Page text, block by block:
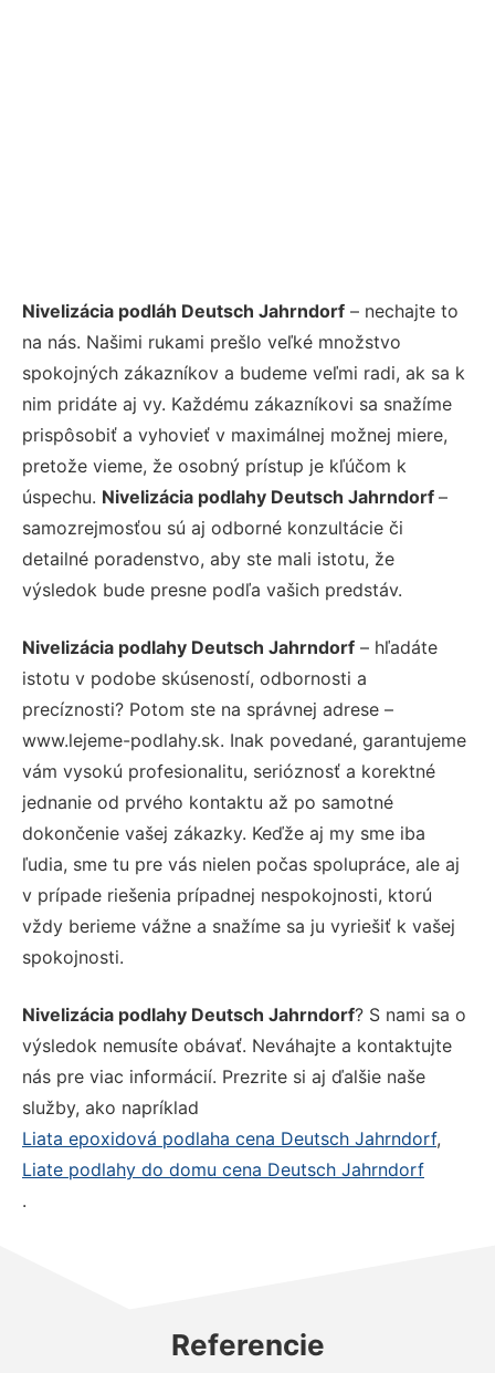
Nivelizácia podláh Deutsch Jahrndorf – nechajte to
na nás. Našimi rukami prešlo veľké množstvo
spokojných zákazníkov a budeme veľmi radi, ak sa k
nim pridáte aj vy. Každému zákazníkovi sa snažíme
prispôsobiť a vyhovieť v maximálnej možnej miere,
pretože vieme, že osobný prístup je kľúčom k
úspechu. Nivelizácia podlahy Deutsch Jahrndorf –
samozrejmosťou sú aj odborné konzultácie či
detailné poradenstvo, aby ste mali istotu, že
výsledok bude presne podľa vašich predstáv.
Nivelizácia podlahy Deutsch Jahrndorf – hľadáte
istotu v podobe skúseností, odbornosti a
precíznosti? Potom ste na správnej adrese –
www.lejeme-podlahy.sk. Inak povedané, garantujeme
vám vysokú profesionalitu, serióznosť a korektné
jednanie od prvého kontaktu až po samotné
dokončenie vašej zákazky. Keďže aj my sme iba
ľudia, sme tu pre vás nielen počas spolupráce, ale aj
v prípade riešenia prípadnej nespokojnosti, ktorú
vždy berieme vážne a snažíme sa ju vyriešiť k vašej
spokojnosti.
Nivelizácia podlahy Deutsch Jahrndorf? S nami sa o
výsledok nemusíte obávať. Neváhajte a kontaktujte
nás pre viac informácií. Prezrite si aj ďalšie naše
služby, ako napríklad
Liata epoxidová podlaha cena Deutsch Jahrndorf,
Liate podlahy do domu cena Deutsch Jahrndorf
.
Referencie